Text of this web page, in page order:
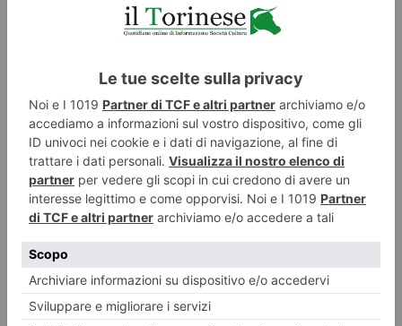
Artigianato piemontese, segnali di ripresa nel terzo trimestre
ma i saldi restano negativi
Piccoli segnali di miglioramento per l’artigianato piemontese, anche se il
quadro economico continua a essere caratterizzato